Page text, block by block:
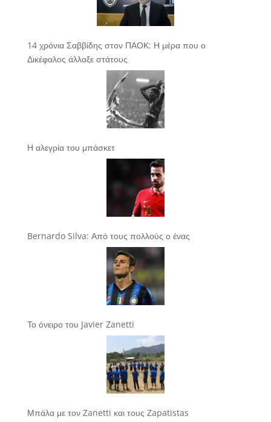
14 χρόνια Σαββίδης στον ΠΑΟΚ: Η μέρα που ο
Δικέφαλος άλλαξε στάτους
Η αλεγρία του μπάσκετ
Bernardo Silva: Από τους πολλούς ο ένας
Το όνειρο του Javier Zanetti
Μπάλα με τον Zanetti και τους Zapatistas